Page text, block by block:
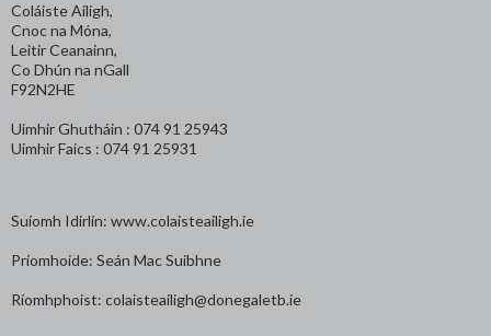
Coláiste Ailigh,
Cnoc na Móna,
Leitir Ceanainn,
Co Dhún na nGall
F92N2HE
Uimhir Ghutháin : 074 91 25943
Uimhir Faics : 074 91 25931
Suíomh Idirlín: www.colaisteailigh.ie
Príomhoide: Seán Mac Suibhne
Ríomhphoist: colaisteailigh@donegaletb.ie